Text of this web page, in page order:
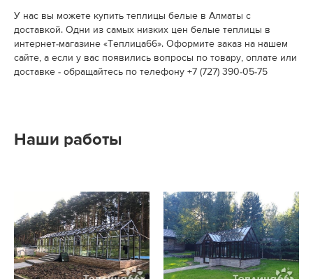
У нас вы можете купить теплицы белые в Алматы c
доставкой. Одни из самых низких цен белые теплицы в
интернет-магазине «Теплица66». Оформите заказ на нашем
сайте, а если у вас появились вопросы по товару, оплате или
доставке - обращайтесь по телефону +7 (727) 390-05-75
Наши работы